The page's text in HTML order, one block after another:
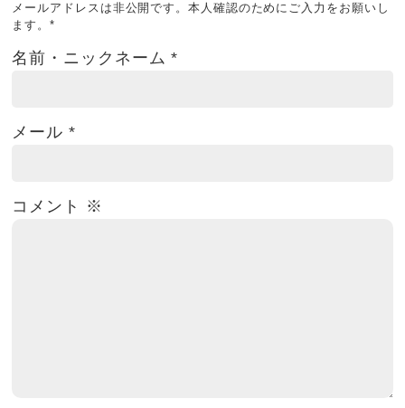
メールアドレスは非公開です。本人確認のためにご入力をお願いし
ます。*
名前・ニックネーム*
メール*
コメント ※